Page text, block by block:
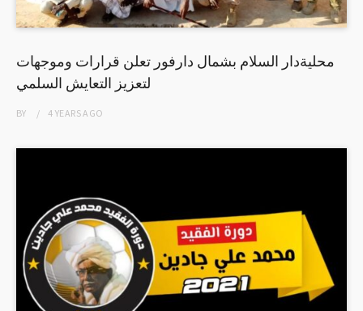
محليةدار السلام بشمال دارفور تعلن قرارات وموجهات
لتعزيز التعايش السلمي
BY 4 YEARSAGO